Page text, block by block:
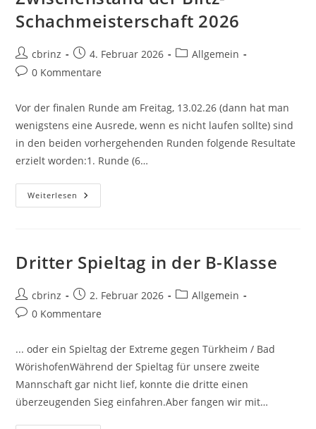
Schachmeisterschaft 2026
Beitrags-
Autor:
cbrinz
Beitrag
veröffentlicht:
4. Februar 2026
Beitrags-
Allgemein
Beitrags-
0 Kommentare
Vor der finalen Runde am Freitag, 13.02.26 (dann hat man
wenigstens eine Ausrede, wenn es nicht laufen sollte) sind
in den beiden vorhergehenden Runden folgende Resultate
erzielt worden:1. Runde (6…
Weiterlesen Zwischenstand
Der
Dritter Spieltag in der B-Klasse
Beitrags-
Autor:
cbrinz
Beitrag
veröffentlicht:
2. Februar 2026
Beitrags-
Allgemein
Beitrags-
0 Kommentare
... oder ein Spieltag der Extreme gegen Türkheim / Bad
WörishofenWährend der Spieltag für unsere zweite
Mannschaft gar nicht lief, konnte die dritte einen
überzeugenden Sieg einfahren.Aber fangen wir mit…